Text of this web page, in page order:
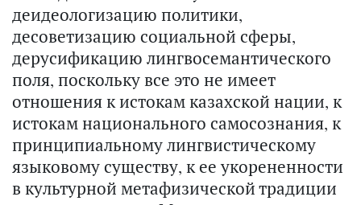
деидеологизацию политики,
десоветизацию социальной сферы,
дерусификацию лингвосемантического
поля, поскольку все это не имеет
отношения к истокам казахской нации, к
истокам национального самосознания, к
принципиальному лингвистическому
языковому существу, к ее укорененности
в культурной метафизической традиции